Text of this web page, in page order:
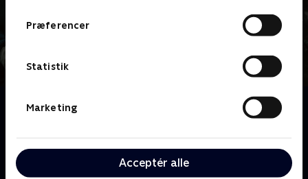
Præferencer
Statistik
Marketing
Acceptér alle
Om Hanna
En teenager, opvokset i isolation af en lejemorder,
forfølgelse og forsøger at afdække sandheden om,
hvem hun er.